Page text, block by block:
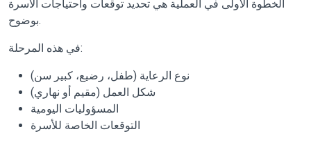
الخطوة الأولى في العملية هي تحديد توقعات واحتياجات الأسرة
بوضوح.
في هذه المرحلة:
نوع الرعاية (طفل، رضيع، كبير سن)
شكل العمل (مقيم أو نهاري)
المسؤوليات اليومية
التوقعات الخاصة للأسرة